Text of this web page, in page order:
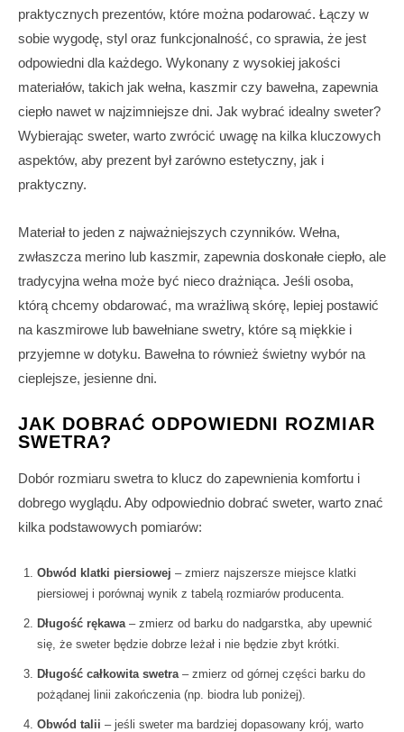
praktycznych prezentów, które można podarować. Łączy w
sobie wygodę, styl oraz funkcjonalność, co sprawia, że jest
odpowiedni dla każdego. Wykonany z wysokiej jakości
materiałów, takich jak wełna, kaszmir czy bawełna, zapewnia
ciepło nawet w najzimniejsze dni. Jak wybrać idealny sweter?
Wybierając sweter, warto zwrócić uwagę na kilka kluczowych
aspektów, aby prezent był zarówno estetyczny, jak i
praktyczny.
Materiał to jeden z najważniejszych czynników. Wełna,
zwłaszcza merino lub kaszmir, zapewnia doskonałe ciepło, ale
tradycyjna wełna może być nieco drażniąca. Jeśli osoba,
którą chcemy obdarować, ma wrażliwą skórę, lepiej postawić
na kaszmirowe lub bawełniane swetry, które są miękkie i
przyjemne w dotyku. Bawełna to również świetny wybór na
cieplejsze, jesienne dni.
JAK DOBRAĆ ODPOWIEDNI ROZMIAR
SWETRA?
Dobór rozmiaru swetra to klucz do zapewnienia komfortu i
dobrego wyglądu. Aby odpowiednio dobrać sweter, warto znać
kilka podstawowych pomiarów:
Obwód klatki piersiowej – zmierz najszersze miejsce klatki
piersiowej i porównaj wynik z tabelą rozmiarów producenta.
Długość rękawa – zmierz od barku do nadgarstka, aby upewnić
się, że sweter będzie dobrze leżał i nie będzie zbyt krótki.
Długość całkowita swetra – zmierz od górnej części barku do
pożądanej linii zakończenia (np. biodra lub poniżej).
Obwód talii – jeśli sweter ma bardziej dopasowany krój, warto